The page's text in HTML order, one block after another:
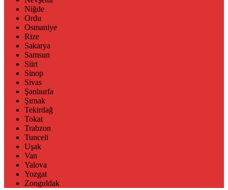
Niğde
Ordu
Osmaniye
Rize
Sakarya
Samsun
Siirt
Sinop
Sivas
Şanlıurfa
Şırnak
Tekirdağ
Tokat
Trabzon
Tunceli
Uşak
Van
Yalova
Yozgat
Zonguldak